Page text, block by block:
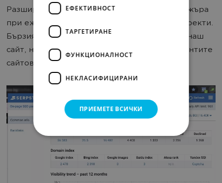
Разширението улеснява работата на мениджъра
при ежедневна работа по различни SEO проекти.
Бързият достъп помага за проследяване на наш
сайт, но и ни помага при анализа на конкурентите
сайтове.
ЕФЕКТИВНОСТ
ТАРГЕТИРАНЕ
ФУНКЦИОНАЛНОСТ
НЕКЛАСИФИЦИРАНИ
ПРИЕМЕТЕ ВСИЧКИ